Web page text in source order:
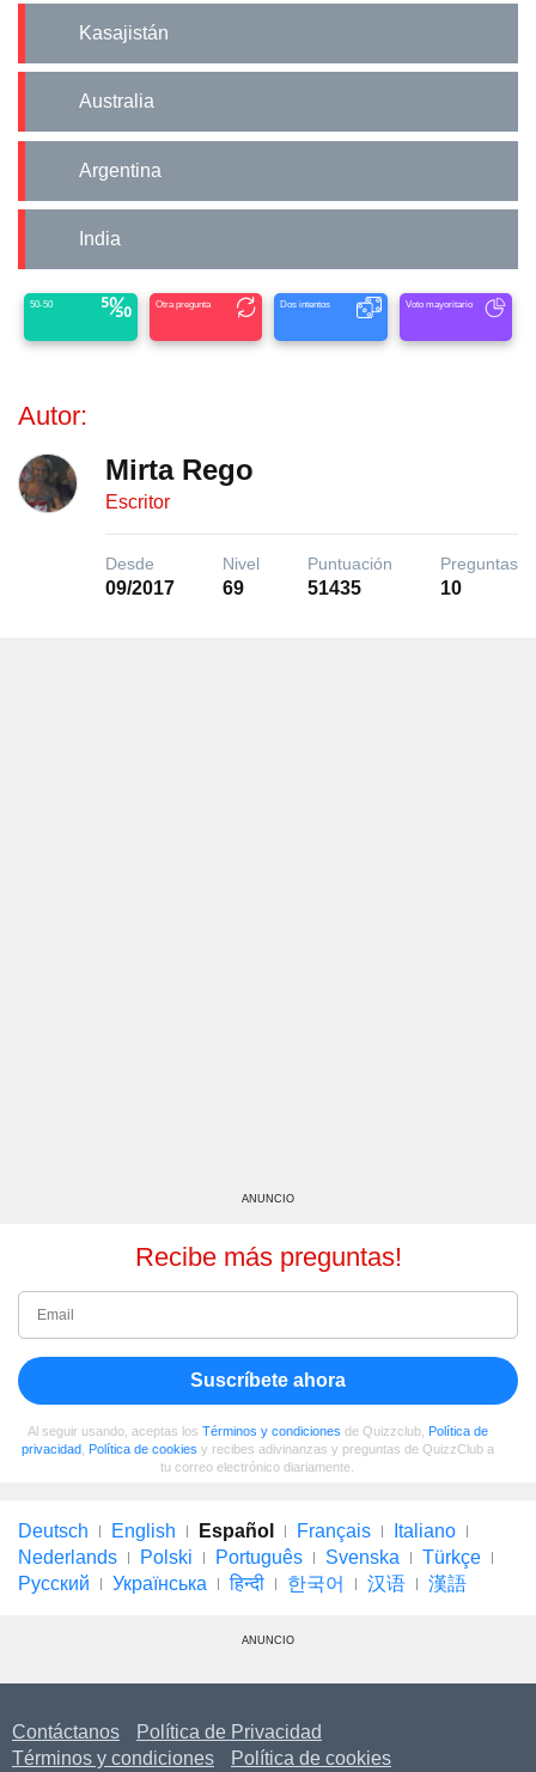
Kasajistán
Australia
Argentina
India
50-50 Otra pregunta Dos intentos Voto mayoritario
Autor:
Mirta Rego
Escritor
Desde
09/2017
Nivel
69
Puntuación
51435
Preguntas
10
ANUNCIO
Recibe más preguntas!
Suscríbete ahora
Al seguir usando, aceptas los Términos y condiciones de Quizzclub, Política de
privacidad, Política de cookies y recibes adivinanzas y preguntas de QuizzClub a
tu correo electrónico diariamente.
Deutsch English Español Français
Italiano
Nederlands
Polski Português Svenska
Türkçe
Русский
Українська हिन्दी 한국어 汉语 漢語
ANUNCIO
Contáctanos
Política de Privacidad
Términos y condiciones
Política de cookies